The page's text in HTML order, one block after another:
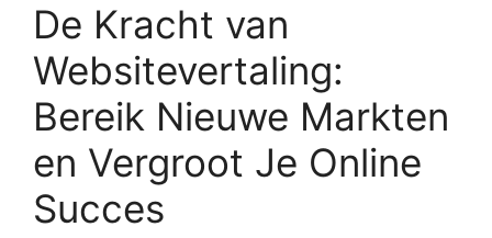
De Kracht van
Websitevertaling:
Bereik Nieuwe Markten
en Vergroot Je Online
Succes